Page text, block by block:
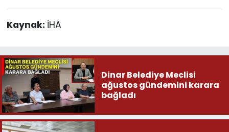
Kaynak: İHA
Dinar Belediye Meclisi
ağustos gündemini karara
bağladı